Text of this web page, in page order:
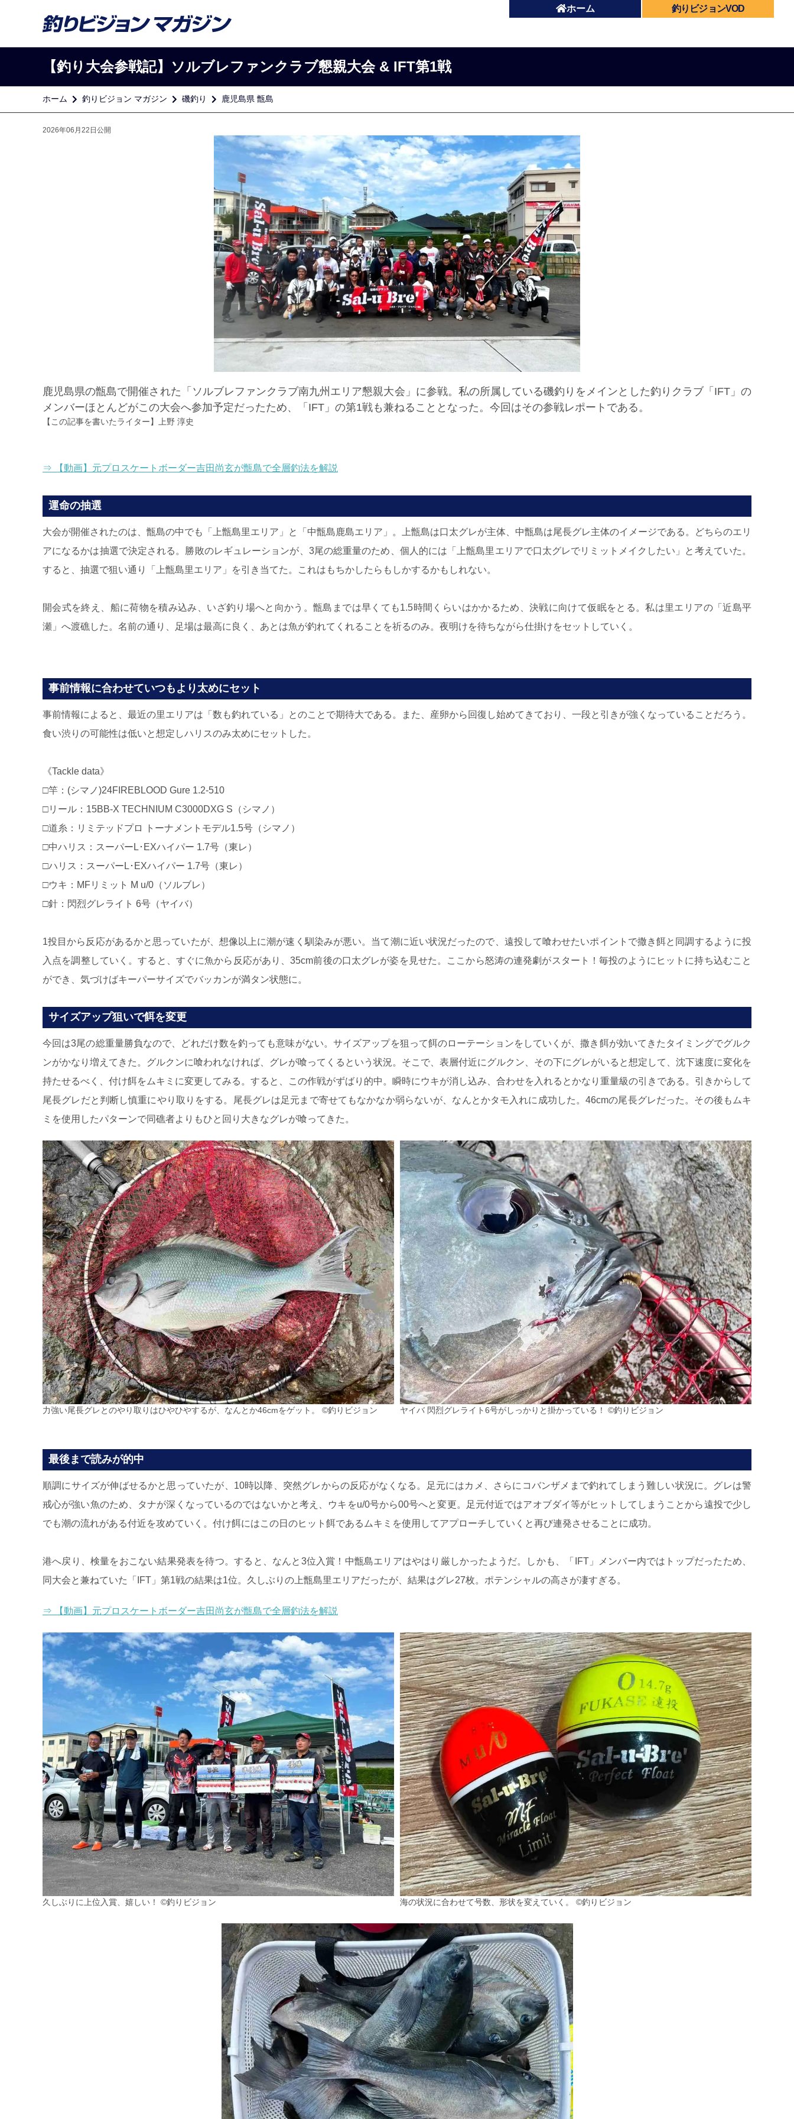
ホーム 釣りビジョンVOD
【釣り大会参戦記】ソルブレファンクラブ懇親大会 & IFT第1戦
ホーム 釣りビジョン マガジン 磯釣り 鹿児島県 甑島
2026年06月22日公開
鹿児島県の甑島で開催された「ソルブレファンクラブ南九州エリア懇親大会」に参戦。私の所属している磯釣りをメインとした釣りクラブ「IFT」の
メンバーほとんどがこの大会へ参加予定だったため、「IFT」の第1戦も兼ねることとなった。今回はその参戦レポートである。
【この記事を書いたライター】 上野 淳史
⇒ 【動画】元プロスケートボーダー吉田尚玄が甑島で全層釣法を解説
運命の抽選
大会が開催されたのは、甑島の中でも「上甑島里エリア」と「中甑島鹿島エリア」。上甑島は口太グレが主体、中甑島は尾長グレ主体のイメージである。どちらのエリ
アになるかは抽選で決定される。勝敗のレギュレーションが、3尾の総重量のため、個人的には「上甑島里エリアで口太グレでリミットメイクしたい」と考えていた。
すると、抽選で狙い通り「上甑島里エリア」を引き当てた。これはもちかしたらもしかするかもしれない。
開会式を終え、船に荷物を積み込み、いざ釣り場へと向かう。甑島までは早くても1.5時間くらいはかかるため、決戦に向けて仮眠をとる。私は里エリアの「近島平
瀬」へ渡礁した。名前の通り、足場は最高に良く、あとは魚が釣れてくれることを祈るのみ。夜明けを待ちながら仕掛けをセットしていく。
事前情報に合わせていつもより太めにセット
事前情報によると、最近の里エリアは「数も釣れている」とのことで期待大である。また、産卵から回復し始めてきており、一段と引きが強くなっていることだろう。
食い渋りの可能性は低いと想定しハリスのみ太めにセットした。
《Tackle data》
□竿：(シマノ)24FIREBLOOD Gure 1.2-510
□リール：15BB-X TECHNIUM C3000DXG S（シマノ）
□道糸：リミテッドプロ トーナメントモデル1.5号（シマノ）
□中ハリス：スーパーL･EXハイパー 1.7号（東レ）
□ハリス：スーパーL･EXハイパー 1.7号（東レ）
□ウキ：MFリミット M u/0（ソルブレ）
□針：閃烈グレライト 6号（ヤイバ）
1投目から反応があるかと思っていたが、想像以上に潮が速く馴染みが悪い。当て潮に近い状況だったので、遠投して喰わせたいポイントで撒き餌と同調するように投
入点を調整していく。すると、すぐに魚から反応があり、35cm前後の口太グレが姿を見せた。ここから怒涛の連発劇がスタート！毎投のようにヒットに持ち込むこと
ができ、気づけばキーパーサイズでバッカンが満タン状態に。
サイズアップ狙いで餌を変更
今回は3尾の総重量勝負なので、どれだけ数を釣っても意味がない。サイズアップを狙って餌のローテーションをしていくが、撒き餌が効いてきたタイミングでグルク
ンがかなり増えてきた。グルクンに喰われなければ、グレが喰ってくるという状況。そこで、表層付近にグルクン、その下にグレがいると想定して、沈下速度に変化を
持たせるべく、付け餌をムキミに変更してみる。すると、この作戦がずばり的中。瞬時にウキが消し込み、合わせを入れるとかなり重量級の引きである。引きからして
尾長グレだと判断し慎重にやり取りをする。尾長グレは足元まで寄せてもなかなか弱らないが、なんとかタモ入れに成功した。46cmの尾長グレだった。その後もムキ
ミを使用したパターンで同礁者よりもひと回り大きなグレが喰ってきた。
力強い尾長グレとのやり取りはひやひやするが、なんとか46cmをゲット。 ©釣りビジョン ヤイバ 閃烈グレライト6号がしっかりと掛かっている！ ©釣りビジョン
最後まで読みが的中
順調にサイズが伸ばせるかと思っていたが、10時以降、突然グレからの反応がなくなる。足元にはカメ、さらにコバンザメまで釣れてしまう難しい状況に。グレは警
戒心が強い魚のため、タナが深くなっているのではないかと考え、ウキをu/0号から00号へと変更。足元付近ではアオブダイ等がヒットしてしまうことから遠投で少し
でも潮の流れがある付近を攻めていく。付け餌にはこの日のヒット餌であるムキミを使用してアプローチしていくと再び連発させることに成功。
港へ戻り、検量をおこない結果発表を待つ。すると、なんと3位入賞！中甑島エリアはやはり厳しかったようだ。しかも、「IFT」メンバー内ではトップだったため、
同大会と兼ねていた「IFT」第1戦の結果は1位。久しぶりの上甑島里エリアだったが、結果はグレ27枚。ポテンシャルの高さが凄すぎる。
⇒ 【動画】元プロスケートボーダー吉田尚玄が甑島で全層釣法を解説
久しぶりに上位入賞、嬉しい！ ©釣りビジョン 海の状況に合わせて号数、形状を変えていく。 ©釣りビジョン